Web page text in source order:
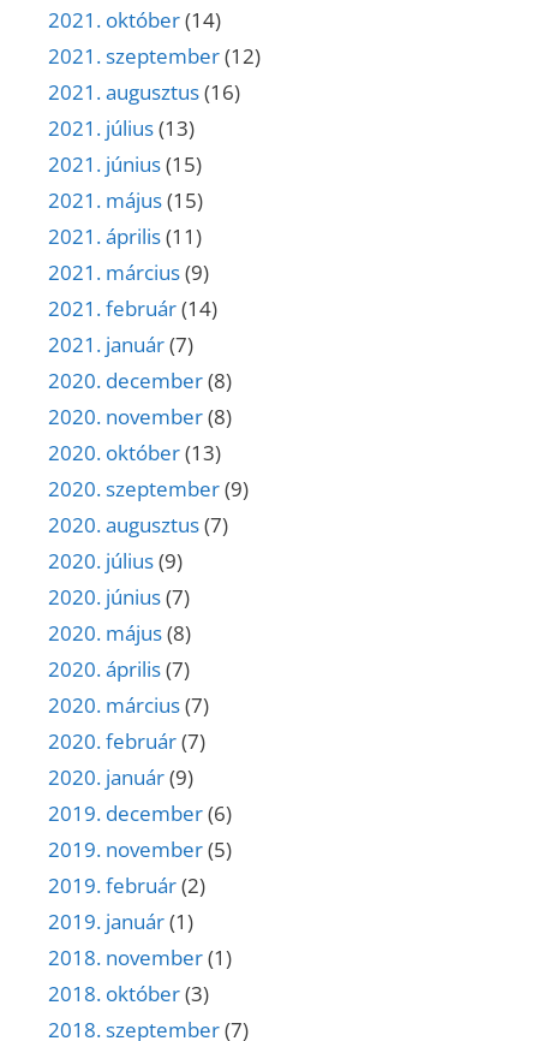
2021. október(14)
2021. szeptember(12)
2021. augusztus(16)
2021. július(13)
2021. június(15)
2021. május(15)
2021. április(11)
2021. március(9)
2021. február(14)
2021. január(7)
2020. december(8)
2020. november(8)
2020. október(13)
2020. szeptember(9)
2020. augusztus(7)
2020. július(9)
2020. június(7)
2020. május(8)
2020. április(7)
2020. március(7)
2020. február(7)
2020. január(9)
2019. december(6)
2019. november(5)
2019. február(2)
2019. január(1)
2018. november(1)
2018. október(3)
2018. szeptember(7)